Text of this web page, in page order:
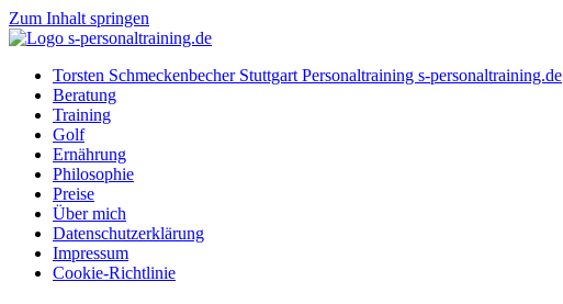
Zum Inhalt springen
Torsten Schmeckenbecher Stuttgart Personaltraining s-personaltraining.de
Beratung
Training
Golf
Ernährung
Philosophie
Preise
Über mich
Datenschutzerklärung
Impressum
Cookie-Richtlinie